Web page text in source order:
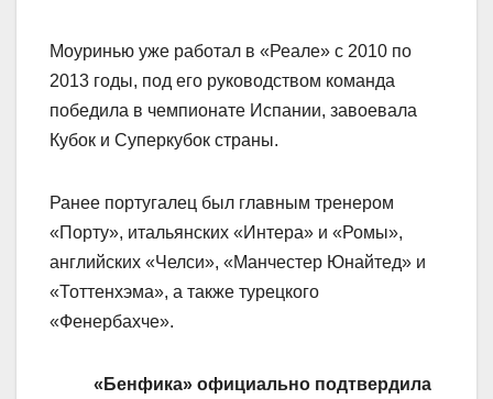
Моуринью уже работал в «Реале» с 2010 по
2013 годы, под его руководством команда
победила в чемпионате Испании, завоевала
Кубок и Суперкубок страны.
Ранее португалец был главным тренером
«Порту», итальянских «Интера» и «Ромы»,
английских «Челси», «Манчестер Юнайтед» и
«Тоттенхэма», а также турецкого
«Фенербахче».
«Бенфика» официально подтвердила